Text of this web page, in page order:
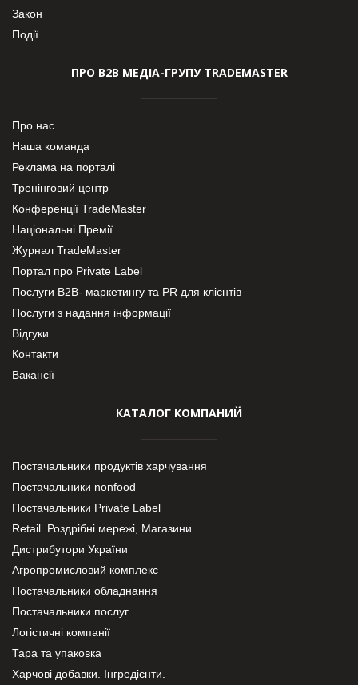
Закон
Події
ПРО В2В МЕДІА-ГРУПУ TRADEMASTER
Про нас
Наша команда
Реклама на порталі
Тренінговий центр
Конференції TradeMaster
Національні Премії
Журнал TradeMaster
Портал про Private Label
Послуги В2В- маркетингу та PR для клієнтів
Послуги з надання інформації
Відгуки
Контакти
Вакансії
КАТАЛОГ КОМПАНИЙ
Постачальники продуктів харчування
Постачальники nonfood
Постачальники Private Label
Retail. Роздрібні мережі, Магазини
Дистрибутори України
Агропромисловий комплекс
Постачальники обладнання
Постачальники послуг
Логістичні компанії
Тара та упаковка
Харчові добавки. Інгредієнти.